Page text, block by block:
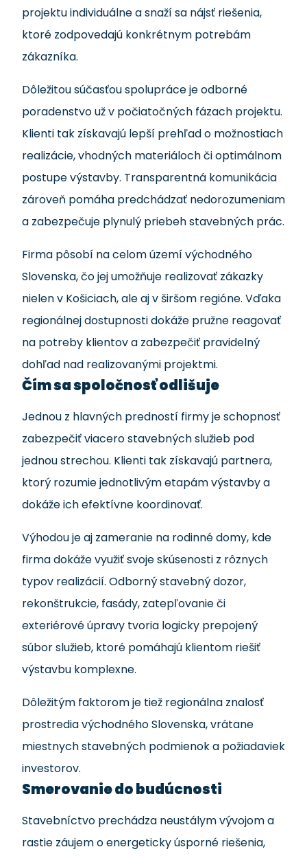
projektu individuálne a snaží sa nájsť riešenia,
ktoré zodpovedajú konkrétnym potrebám
zákazníka.
Dôležitou súčasťou spolupráce je odborné
poradenstvo už v počiatočných fázach projektu.
Klienti tak získavajú lepší prehľad o možnostiach
realizácie, vhodných materiáloch či optimálnom
postupe výstavby. Transparentná komunikácia
zároveň pomáha predchádzať nedorozumeniam
a zabezpečuje plynulý priebeh stavebných prác.
Firma pôsobí na celom území východného
Slovenska, čo jej umožňuje realizovať zákazky
nielen v Košiciach, ale aj v širšom regióne. Vďaka
regionálnej dostupnosti dokáže pružne reagovať
na potreby klientov a zabezpečiť pravidelný
dohľad nad realizovanými projektmi.
Čím sa spoločnosť odlišuje
Jednou z hlavných predností firmy je schopnosť
zabezpečiť viacero stavebných služieb pod
jednou strechou. Klienti tak získavajú partnera,
ktorý rozumie jednotlivým etapám výstavby a
dokáže ich efektívne koordinovať.
Výhodou je aj zameranie na rodinné domy, kde
firma dokáže využiť svoje skúsenosti z rôznych
typov realizácií. Odborný stavebný dozor,
rekonštrukcie, fasády, zatepľovanie či
exteriérové úpravy tvoria logicky prepojený
súbor služieb, ktoré pomáhajú klientom riešiť
výstavbu komplexne.
Dôležitým faktorom je tiež regionálna znalosť
prostredia východného Slovenska, vrátane
miestnych stavebných podmienok a požiadaviek
investorov.
Smerovanie do budúcnosti
Stavebníctvo prechádza neustálym vývojom a
rastie záujem o energeticky úsporné riešenia,